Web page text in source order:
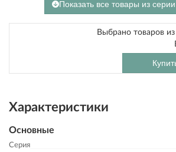
Показать все товары из
Выбрано товаров
Характеристики
Основные
Серия